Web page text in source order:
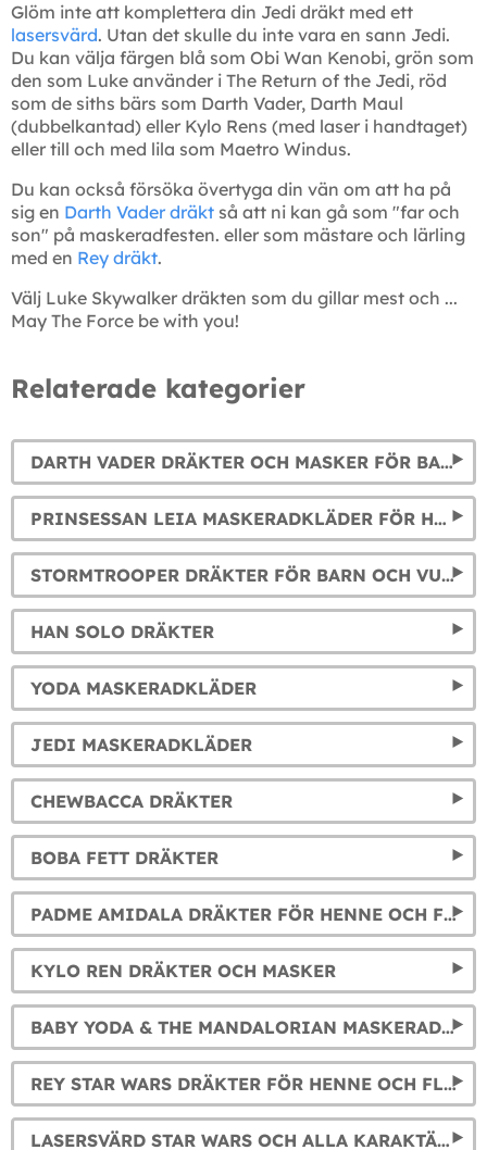
Glöm inte att komplettera din Jedi dräkt med ett
lasersvärd. Utan det skulle du inte vara en sann Jedi.
Du kan välja färgen blå som Obi Wan Kenobi, grön som
den som Luke använder i The Return of the Jedi, röd
som de siths bärs som Darth Vader, Darth Maul
(dubbelkantad) eller Kylo Rens (med laser i handtaget)
eller till och med lila som Maetro Windus.
Du kan också försöka övertyga din vän om att ha på
sig en Darth Vader dräkt så att ni kan gå som "far och
son" på maskeradfesten. eller som mästare och lärling
med en Rey dräkt.
Välj Luke Skywalker dräkten som du gillar mest och ...
May The Force be with you!
Relaterade kategorier
DARTH VADER DRÄKTER OCH MASKER FÖR BARN OCH VUXEN
PRINSESSAN LEIA MASKERADKLÄDER FÖR HENNE OCH FLICKA
STORMTROOPER DRÄKTER FÖR BARN OCH VUXEN
HAN SOLO DRÄKTER
YODA MASKERADKLÄDER
JEDI MASKERADKLÄDER
CHEWBACCA DRÄKTER
BOBA FETT DRÄKTER
PADME AMIDALA DRÄKTER FÖR HENNE OCH FLICKA
KYLO REN DRÄKTER OCH MASKER
BABY YODA & THE MANDALORIAN MASKERADKLÄDER FÖR BARN OCH VUXNA
REY STAR WARS DRÄKTER FÖR HENNE OCH FLICKA
LASERSVÄRD STAR WARS OCH ALLA KARAKTÄRERS